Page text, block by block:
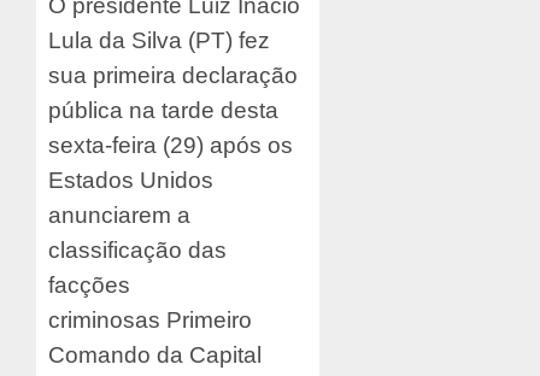
O presidente Luiz Inácio
Lula da Silva (PT) fez
sua primeira declaração
pública na tarde desta
sexta-feira (29) após os
Estados Unidos
anunciarem a
classificação das
facções
criminosas Primeiro
Comando da Capital